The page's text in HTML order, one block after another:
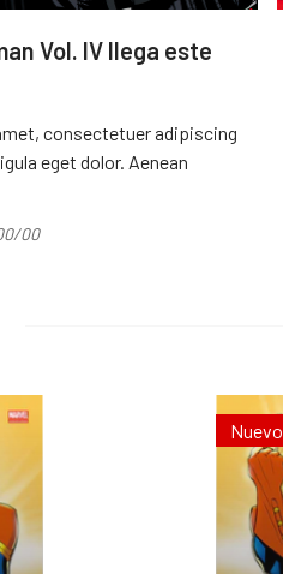
Vol. IV llega este
consectetuer adipiscing
eget dolor. Aenean
00
Nuevo